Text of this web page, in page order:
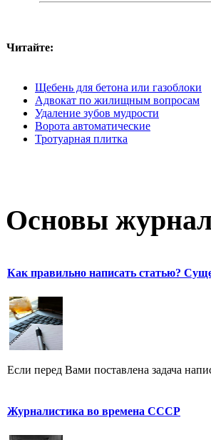
Читайте:
Щебень для бетона или газоблоки
Адвокат по жилищным вопросам
Удаление зубов мудрости
Ворота автоматические
Тротуарная плитка
Основы
Как правильно написать статью?
Если перед Вами поставлена задача
Журналистика во времена СССР